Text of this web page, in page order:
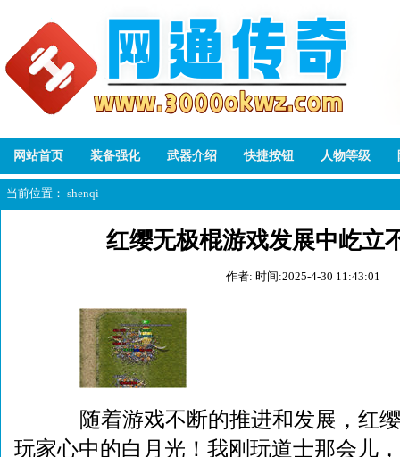
网站首页 装备强化 武器介绍 快捷按钮 人物等级
当前位置： shenqi
红缨无极棍游戏发展中屹立
作者: 时间:2025-4-30 11:43:01
随着游戏不断的推进和发展，红缨
玩家心中的白月光！我刚玩道士那会儿